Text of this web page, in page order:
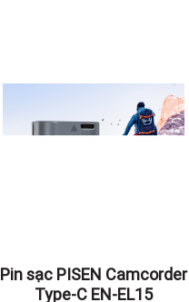
Pin sạc PISEN Camcorder
Type-C EN-EL15